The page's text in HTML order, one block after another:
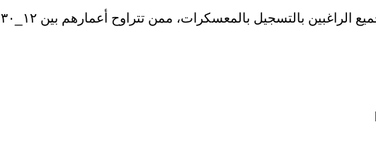
تدعوا مديرية شباب محافظة عجلون جميع الراغبين بالتسجيل بالمعسكرات، ممن تتراوح أعمارهم بين ١٢_٣٠